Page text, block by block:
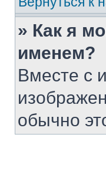
» Как я
именем?
Вместе с
обычно